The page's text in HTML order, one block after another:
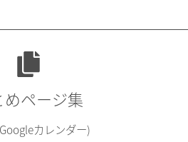
めページ集
カレンダー)